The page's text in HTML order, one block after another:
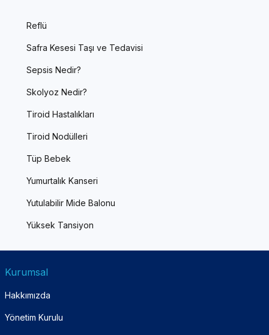
Reflü
Safra Kesesi Taşı ve Tedavisi
Sepsis Nedir?
Skolyoz Nedir?
Tiroid Hastalıkları
Tiroid Nodülleri
Tüp Bebek
Yumurtalık Kanseri
Yutulabilir Mide Balonu
Yüksek Tansiyon
Kurumsal
Hakkımızda
Yönetim Kurulu